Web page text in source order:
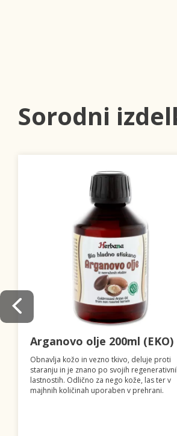
Sorodni
Arganovo olje 200ml (EKO)
Obnavlja kožo in vezno tkivo, deluje proti
staranju in je znano po svojih
lastnostih. Odlično za nego kože, las ter v
majhnih količinah uporaben v prehrani.